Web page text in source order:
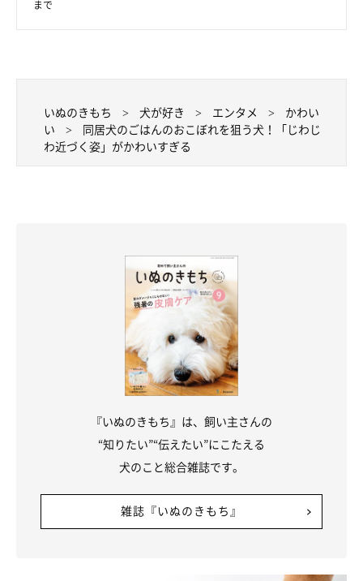
まで
いぬのきもち 犬が好き エンタメ
かわい
い
同居犬のごはんのおこぼれを狙う犬！「じわじ
わ近づく姿」がかわいすぎる
『いぬのきもち』は、飼い主さんの
“知りたい”“伝えたい”にこたえる
犬のこと総合雑誌です。
雑誌『いぬのきもち』